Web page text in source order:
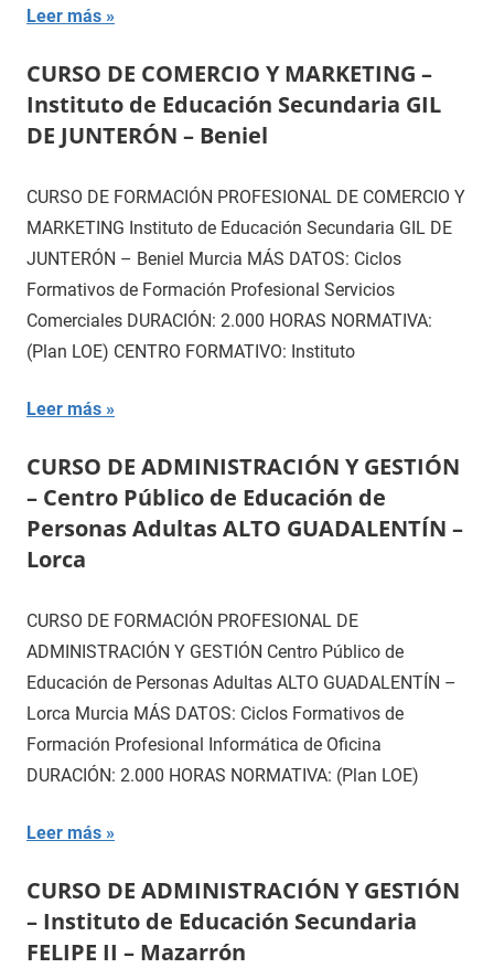
Leer más
CURSO DE COMERCIO Y MARKETING –
Instituto de Educación Secundaria GIL
DE JUNTERÓN – Beniel
CURSO DE FORMACIÓN PROFESIONAL DE COMERCIO Y
MARKETING Instituto de Educación Secundaria GIL DE
JUNTERÓN – Beniel Murcia MÁS DATOS: Ciclos
Formativos de Formación Profesional Servicios
Comerciales DURACIÓN: 2.000 HORAS NORMATIVA:
(Plan LOE) CENTRO FORMATIVO: Instituto
Leer más
CURSO DE ADMINISTRACIÓN Y GESTIÓN
– Centro Público de Educación de
Personas Adultas ALTO GUADALENTÍN –
Lorca
CURSO DE FORMACIÓN PROFESIONAL DE
ADMINISTRACIÓN Y GESTIÓN Centro Público de
Educación de Personas Adultas ALTO GUADALENTÍN –
Lorca Murcia MÁS DATOS: Ciclos Formativos de
Formación Profesional Informática de Oficina
DURACIÓN: 2.000 HORAS NORMATIVA: (Plan LOE)
Leer más
CURSO DE ADMINISTRACIÓN Y GESTIÓN
– Instituto de Educación Secundaria
FELIPE II – Mazarrón